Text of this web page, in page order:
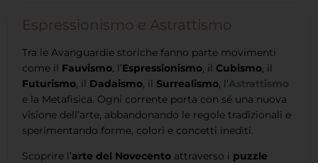
Espressionismo e Astrattismo
Tra le Avanguardie storiche fanno parte movimenti
come il Fauvismo , l’Espressionismo , il Cubismo , il
Futurismo , il Dadaismo , il Surrealismo , l’Astrattismo
e la Metafisica. Ogni corrente porta con sé una nuova
visione dell’arte, abbandonando le regole tradizionali e
sperimentando forme, colori e concetti inediti.
Scoprire l’arte del Novecento attraverso i puzzle